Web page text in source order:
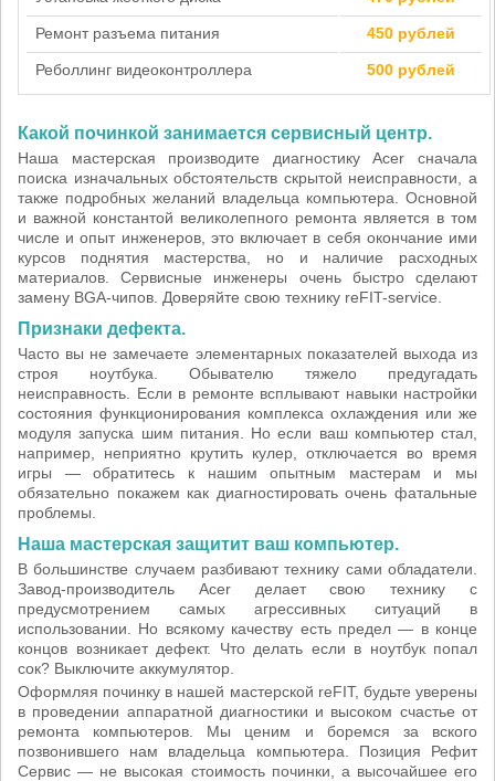
Ремонт разъема питания 450 рублей
Реболлинг видеоконтроллера 500 рублей
Какой починкой занимается сервисный центр.
Наша мастерская производите диагностику Acer сначала
поиска изначальных обстоятельств скрытой неисправности, а
также подробных желаний владельца компьютера. Основной
и важной константой великолепного ремонта является в том
числе и опыт инженеров, это включает в себя окончание ими
курсов поднятия мастерства, но и наличие расходных
материалов. Сервисные инженеры очень быстро сделают
замену BGA-чипов. Доверяйте свою технику reFIT-service.
Признаки дефекта.
Часто вы не замечаете элементарных показателей выхода из
строя ноутбука. Обывателю тяжело предугадать
неисправность. Если в ремонте всплывают навыки настройки
состояния функционирования комплекса охлаждения или же
модуля запуска шим питания. Но если ваш компьютер стал,
например, неприятно крутить кулер, отключается во время
игры — обратитесь к нашим опытным мастерам и мы
обязательно покажем как диагностировать очень фатальные
проблемы.
Наша мастерская защитит ваш компьютер.
В большинстве случаем разбивают технику сами обладатели.
Завод-производитель Acer делает свою технику с
предусмотрением самых агрессивных ситуаций в
использовании. Но всякому качеству есть предел — в конце
концов возникает дефект. Что делать если в ноутбук попал
сок? Выключите аккумулятор.
Оформляя починку в нашей мастерской reFIT, будьте уверены
в проведении аппаратной диагностики и высоком счастье от
ремонта компьютеров. Мы ценим и боремся за вского
позвонившего нам владельца компьютера. Позиция Рефит
Сервис — не высокая стоимость починки, а высочайшее его